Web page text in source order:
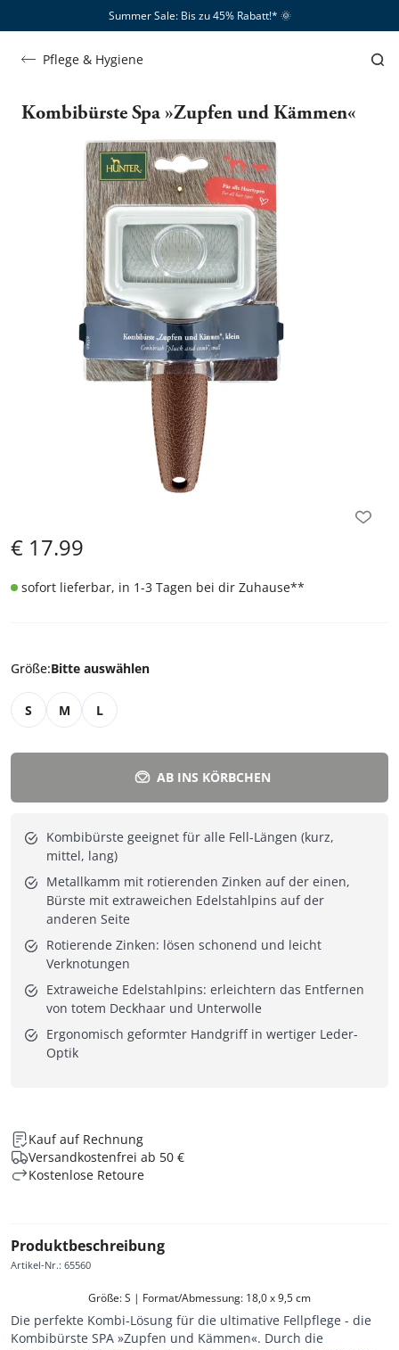
Summer Sale: Bis zu 45% Rabatt!*​ 🌞
Pflege & Hygiene
Kombibürste Spa »Zupfen und Kämmen«
€ 17.99
sofort lieferbar, in 1-3 Tagen bei dir Zuhause**
Größe:Bitte auswählen
S M L
AB INS KÖRBCHEN
Kombibürste geeignet für alle Fell-Längen (kurz,
mittel, lang)
Metallkamm mit rotierenden Zinken auf der einen,
Bürste mit extraweichen Edelstahlpins auf der
anderen Seite
Rotierende Zinken: lösen schonend und leicht
Verknotungen
Extraweiche Edelstahlpins: erleichtern das Entfernen
von totem Deckhaar und Unterwolle
Ergonomisch geformter Handgriff in wertiger Leder-
Optik
Kauf auf Rechnung
Versandkostenfrei ab 50 €
Kostenlose Retoure
Produktbeschreibung
Artikel-Nr.: 65560
Größe: S | Format/Abmessung: 18,0 x 9,5 cm
Die perfekte Kombi-Lösung für die ultimative Fellpflege - die
Kombibürste SPA »Zupfen und Kämmen«. Durch die